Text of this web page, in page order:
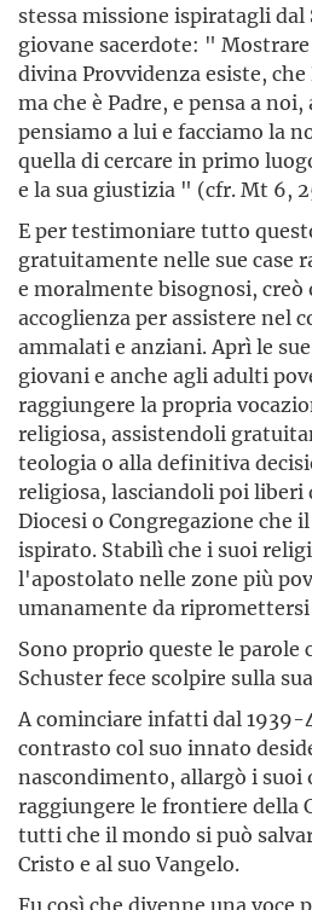
stessa missione ispiratagli dal
giovane sacerdote: "
divina Provvidenza esiste,
ma che è Padre, e pensa a
pensiamo a lui e facciamo la
quella di cercare in primo
e la sua giustizia " (cfr. Mt 6,
E per testimoniare tutto
gratuitamente nelle sue case
e moralmente bisognosi, creò
accoglienza per assistere nel
ammalati e anziani. Aprì le
giovani e anche agli adulti
raggiungere la propria
religiosa, assistendoli
teologia o alla definitiva
religiosa, lasciandoli poi liberi
Diocesi o Congregazione che
ispirato. Stabilì che i suoi
l'apostolato nelle zone più
umanamente da
Sono proprio queste le parole
Schuster fece scolpire sulla
A cominciare infatti dal
contrasto col suo innato
nascondimento, allargò i
raggiungere le frontiere della
tutti che il mondo si può
Cristo e al suo Vangelo.
Fu così che divenne una voce